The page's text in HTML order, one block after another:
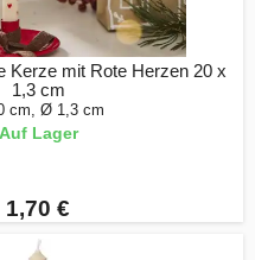
Kerze mit Rote Herzen 20 x
1,3 cm
cm, Ø 1,3 cm
Auf Lager
1,70 €